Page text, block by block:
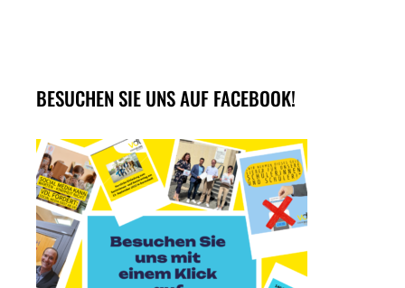
BESUCHEN SIE UNS AUF FACEBOOK!